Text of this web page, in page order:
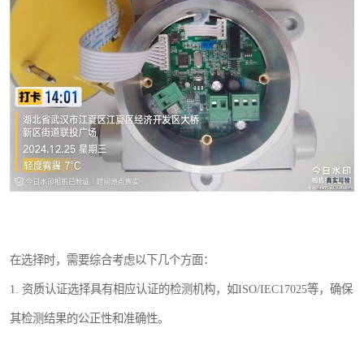
在选择时，需要综合考虑以下几个方面：
1. 资质认证选择具有相应认证的检测机构，如ISO/IEC17025等，确保
其检测结果的公正性和准确性。